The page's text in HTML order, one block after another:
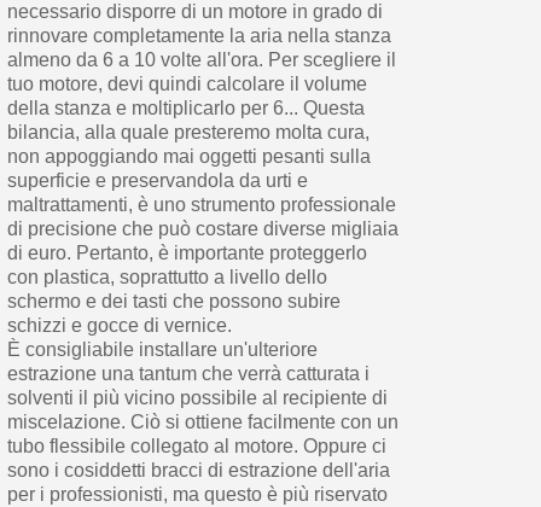
necessario disporre di un motore in grado di
rinnovare completamente la aria nella stanza
almeno da 6 a 10 volte all'ora. Per scegliere il
tuo motore, devi quindi calcolare il volume
della stanza e moltiplicarlo per 6... Questa
bilancia, alla quale presteremo molta cura,
non appoggiando mai oggetti pesanti sulla
superficie e preservandola da urti e
maltrattamenti, è uno strumento professionale
di precisione che può costare diverse migliaia
di euro. Pertanto, è importante proteggerlo
con plastica, soprattutto a livello dello
schermo e dei tasti che possono subire
schizzi e gocce di vernice.
È consigliabile installare un'ulteriore
estrazione una tantum che verrà catturata i
solventi il più vicino possibile al recipiente di
miscelazione. Ciò si ottiene facilmente con un
tubo flessibile collegato al motore. Oppure ci
sono i cosiddetti bracci di estrazione dell'aria
per i professionisti, ma questo è più riservato